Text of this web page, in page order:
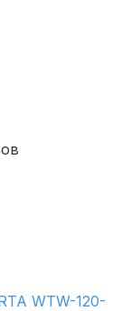
WTW-120-